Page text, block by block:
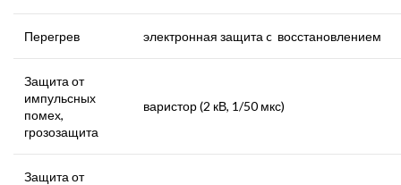
Перегрев электронная защита c восстановлением
Защита от
импульсных
помех,
грозозащита
варистор (2 кВ, 1/50 мкс)
Защита от